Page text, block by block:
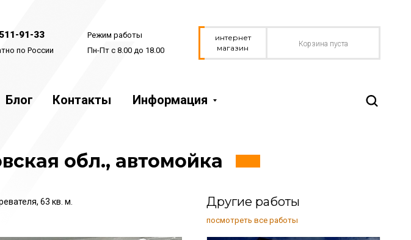
91-33
по России
Режим работы
Пн-Пт с 8.00 до 18.00
Корзина пуста
интернет
магазин
Блог
Контакты
Информация
обл., автомойка
Другие работы
посмотреть все работы
63 кв. м.